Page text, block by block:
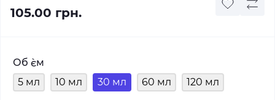
105.00 грн.
Об `єм
5 мл
10 мл 30 мл 60 мл 120 мл